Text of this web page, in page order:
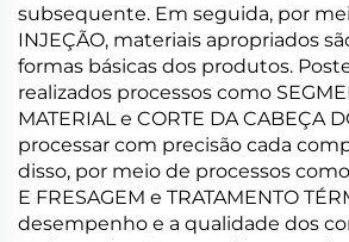
subsequente. Em seguida, por
INJEÇÃO, materiais apropriados
formas básicas dos produtos.
realizados processos como
MATERIAL e CORTE DA CABEÇA
processar com precisão cada
disso, por meio de processos
E FRESAGEM e TRATAMENTO
desempenho e a qualidade dos